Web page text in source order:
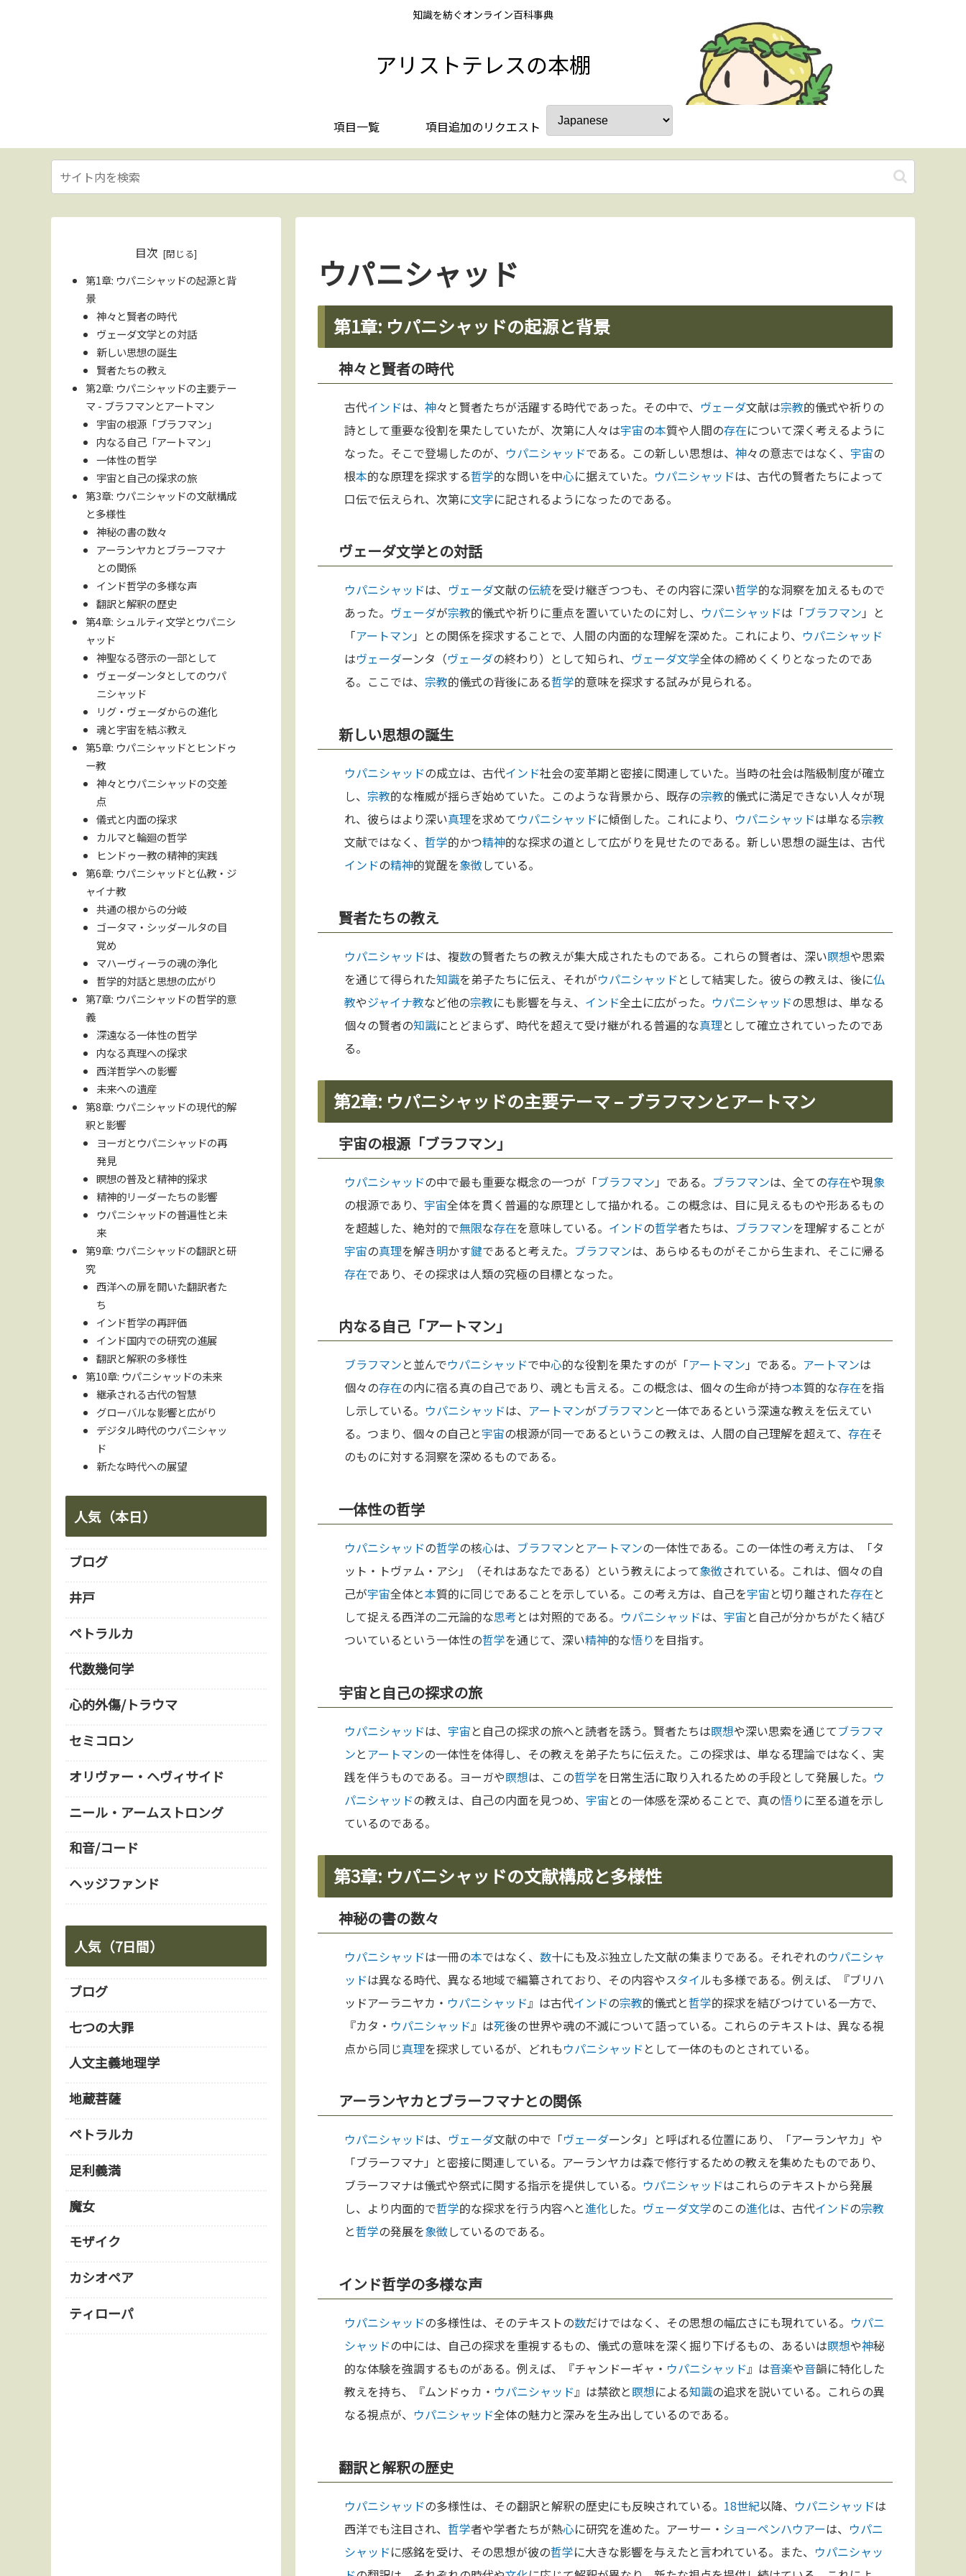
知識を紡ぐオンライン百科事典
アリストテレスの本棚
項目一覧 項目追加のリクエスト
ウパニシャッド
第1章: ウパニシャッドの起源と背景
神々と賢者の時代
古代インドは、 神々と賢者たちが活躍する時代であった。その中で、 ヴェーダ文献は宗教的儀式や祈りの
詩として重要な役割を果たしていたが、次第に人々は宇宙の本質や人間の存在について深く考えるように
なった。そこで登場したのが、 ウパニシャッドである。この新しい思想は、 神々の意志ではなく、 宇宙の
根本的な原理を探求する哲学的な問いを中心に据えていた。 ウパニシャッドは、古代の賢者たちによって
口伝で伝えられ、次第に文字に記されるようになったのである。
ヴェーダ文学との対話
ウパニシャッドは、 ヴェーダ文献の伝統を受け継ぎつつも、その内容に深い哲学的な洞察を加えるもので
あった。 ヴェーダが宗教的儀式や祈りに重点を置いていたのに対し、 ウパニシャッドは「ブラフマン 」と
「アートマン 」との関係を探求することで、人間の内面的な理解を深めた。これにより、 ウパニシャッド
はヴェーダーンタ（ヴェーダの終わり）として知られ、 ヴェーダ文学全体の締めくくりとなったのであ
る。ここでは、 宗教的儀式の背後にある哲学的意味を探求する試みが見られる。
新しい思想の誕生
ウパニシャッドの成立は、古代インド社会の変革期と密接に関連していた。当時の社会は階級制度が確立
し、 宗教的な権威が揺らぎ始めていた。このような背景から、既存の宗教的儀式に満足できない人々が現
れ、彼らはより深い真理を求めてウパニシャッドに傾倒した。これにより、 ウパニシャッドは単なる宗教
文献ではなく、 哲学的かつ精神的な探求の道として広がりを見せたのである。新しい思想の誕生は、古代
インドの精神的覚醒を象徴している。
賢者たちの教え
ウパニシャッドは、複数の賢者たちの教えが集大成されたものである。これらの賢者は、深い瞑想や思索
を通じて得られた知識を弟子たちに伝え、それがウパニシャッド として結実した。彼らの教えは、後に仏
教やジャイナ教など他の宗教にも影響を与え、 インド全土に広がった。 ウパニシャッドの思想は、単なる
個々の賢者の知識にとどまらず、時代を超えて受け継がれる普遍的な真理として確立されていったのであ
る。
第2章: ウパニシャッドの主要テーマ – ブラフマンとアートマン
宇宙の根源「ブラフマン」
ウパニシャッドの中で最も重要な概念の一つが「ブラフマン 」である。 ブラフマンは、全ての存在や現象
の根源であり、 宇宙全体を貫く普遍的な原理として描かれる。この概念は、目に見えるものや形あるもの
を超越した、絶対的で無限な存在を意味している。 インドの哲学者たちは、 ブラフマンを理解することが
宇宙の真理を解き明かす鍵であると考えた。 ブラフマンは、あらゆるものがそこから生まれ、そこに帰る
存在であり、その探求は人類の究極の目標となった。
内なる自己「アートマン」
ブラフマンと並んでウパニシャッドで中心的な役割を果たすのが「アートマン 」である。 アートマンは
個々の存在の内に宿る真の自己であり、魂とも言える。この概念は、個々の生命が持つ本質的な存在を指
し示している。 ウパニシャッドは、 アートマンがブラフマンと一体であるという深遠な教えを伝えてい
る。つまり、個々の自己と宇宙の根源が同一であるというこの教えは、人間の自己理解を超えて、 存在そ
のものに対する洞察を深めるものである。
一体性の哲学
ウパニシャッドの哲学の核心は、 ブラフマンとアートマンの一体性である。この一体性の考え方は、「タ
ット・トヴァム・アシ」（それはあなたである）という教えによって象徴されている。これは、個々の自
己が宇宙全体と本質的に同じであることを示している。この考え方は、自己を宇宙と切り離された存在と
して捉える西洋の二元論的な思考とは対照的である。 ウパニシャッドは、 宇宙と自己が分かちがたく結び
ついているという一体性の哲学を通じて、深い精神的な悟りを目指す。
宇宙と自己の探求の旅
ウパニシャッドは、 宇宙と自己の探求の旅へと読者を誘う。賢者たちは瞑想や深い思索を通じてブラフマ
ンとアートマンの一体性を体得し、その教えを弟子たちに伝えた。この探求は、単なる理論ではなく、実
践を伴うものである。ヨーガや瞑想は、この哲学を日常生活に取り入れるための手段として発展した。 ウ
パニシャッドの教えは、自己の内面を見つめ、 宇宙との一体感を深めることで、真の悟り に至る道を示し
ているのである。
第3章: ウパニシャッドの文献構成と多様性
神秘の書の数々
ウパニシャッドは一冊の本ではなく、 数十にも及ぶ独立した文献の集まりである。それぞれのウパニシャ
ッドは異なる時代、異なる地域で編纂されており、その内容やスタイルも多様である。例えば、『ブリハ
ッドアーラニヤカ・ ウパニシャッド 』は古代インドの宗教的儀式と哲学的探求を結びつけている一方で、
『カタ・ ウパニシャッド 』は死後の世界や魂の不滅について語っている。これらのテキストは、異なる視
点から同じ真理を探求しているが、どれもウパニシャッド として一体のものとされている。
アーランヤカとブラーフマナとの関係
ウパニシャッドは、 ヴェーダ文献の中で「ヴェーダーンタ」と呼ばれる位置にあり、「アーランヤカ」や
「ブラーフマナ」と密接に関連している。アーランヤカは森で修行するための教えを集めたものであり、
ブラーフマナは儀式や祭式に関する指示を提供している。 ウパニシャッドはこれらのテキストから発展
し、より内面的で哲学的な探求を行う内容へと進化した。 ヴェーダ文学のこの進化は、古代インドの宗教
と哲学の発展を象徴しているのである。
インド哲学の多様な声
ウパニシャッドの多様性は、そのテキストの数だけではなく、その思想の幅広さにも現れている。 ウパニ
シャッドの中には、自己の探求を重視するもの、儀式の意味を深く掘り下げるもの、あるいは瞑想や神秘
的な体験を強調するものがある。例えば、『チャンドーギャ・ ウパニシャッド』は音楽や音韻に特化した
教えを持ち、『ムンドゥカ・ ウパニシャッド』は禁欲と瞑想による知識の追求を説いている。これらの異
なる視点が、 ウパニシャッド全体の魅力と深みを生み出しているのである。
翻訳と解釈の歴史
ウパニシャッドの多様性は、その翻訳と解釈の歴史にも反映されている。 18世紀以降、 ウパニシャッドは
西洋でも注目され、 哲学者や学者たちが熱心に研究を進めた。アーサー・ ショーペンハウアーは、 ウパニ
シャッドに感銘を受け、その思想が彼の哲学に大きな影響を与えたと言われている。また、 ウパニシャッ
目次
第1章: ウパニシャッドの起源と背
景
神々と賢者の時代
ヴェーダ文学との対話
新しい思想の誕生
賢者たちの教え
第2章: ウパニシャッドの主要テー
マ - ブラフマンとアートマン
宇宙の根源「ブラフマン」
内なる自己「アートマン」
一体性の哲学
宇宙と自己の探求の旅
第3章: ウパニシャッドの文献構成
と多様性
神秘の書の数々
アーランヤカとブラーフマナ
との関係
インド哲学の多様な声
翻訳と解釈の歴史
第4章: シュルティ文学とウパニシ
ャッド
神聖なる啓示の一部として
ヴェーダーンタとしてのウパ
ニシャッド
リグ・ヴェーダからの進化
魂と宇宙を結ぶ教え
第5章: ウパニシャッドとヒンドゥ
ー教
神々とウパニシャッドの交差
点
儀式と内面の探求
カルマと輪廻の哲学
ヒンドゥー教の精神的実践
第6章: ウパニシャッドと仏教・ジ
ャイナ教
共通の根からの分岐
ゴータマ・シッダールタの目
覚め
マハーヴィーラの魂の浄化
哲学的対話と思想の広がり
第7章: ウパニシャッドの哲学的意
義
深遠なる一体性の哲学
内なる真理への探求
西洋哲学への影響
未来への遺産
第8章: ウパニシャッドの現代的解
釈と影響
ヨーガとウパニシャッドの再
発見
瞑想の普及と精神的探求
精神的リーダーたちの影響
ウパニシャッドの普遍性と未
来
第9章: ウパニシャッドの翻訳と研
究
西洋への扉を開いた翻訳者た
ち
インド哲学の再評価
インド国内での研究の進展
翻訳と解釈の多様性
第10章: ウパニシャッドの未来
継承される古代の智慧
グローバルな影響と広がり
デジタル時代のウパニシャッ
ド
新たな時代への展望
人気（本日）
ブログ
井戸
ペトラルカ
代数幾何学
心的外傷/トラウマ
セミコロン
オリヴァー・ヘヴィサイド
ニール・アームストロング
和音/コード
ヘッジファンド
人気（7日間）
ブログ
七つの大罪
人文主義地理学
地蔵菩薩
ペトラルカ
足利義満
魔女
モザイク
カシオペア
ティローパ